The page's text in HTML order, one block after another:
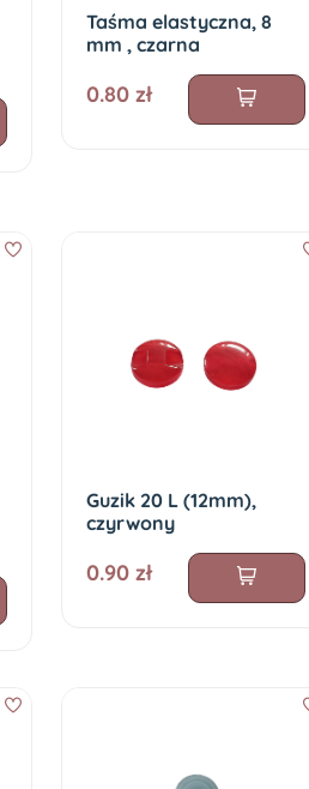
Taśma elastyczna, 8
mm , czarna
0.80 zł
Guzik 20 L (12mm),
czyrwony
0.90 zł